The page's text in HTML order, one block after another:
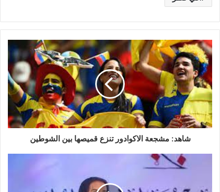
شاهد: مشجعة الاكوادور تنزع قميصها بين الشوطين